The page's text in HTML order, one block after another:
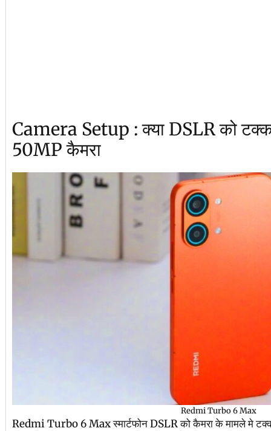
Camera Setup : क्या DSLR को
50MP कैमरा
Redmi Turbo 6 Max
Redmi Turbo 6 Max स्मार्टफोन DSLR को कैमरा के मामले मे